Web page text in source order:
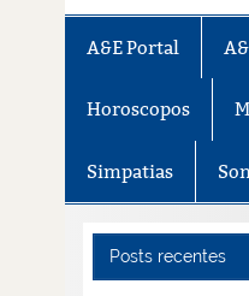
A&E Portal
Horoscopos
Simpatias
Posts recentes